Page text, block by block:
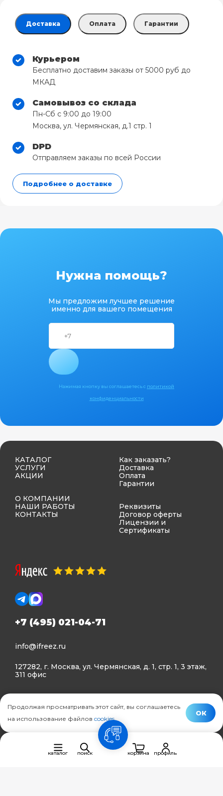
Доставка Оплата Гарантии
Курьером
Бесплатно доставим заказы от 5000 руб до
МКАД
Самовывоз со склада
Пн-Сб с 9:00 до 19:00
Москва, ул. Чермянская, д.1 стр. 1
DPD
Отправляем заказы по всей России
Подробнее о доставке
Нужна помощь?
Мы предложим лучшее решение
именно для вашего помещения
Нажимая кнопку вы соглашаетесь с политикой
конфиденциальности
КАТАЛОГ
УСЛУГИ
АКЦИИ
О КОМПАНИИ
НАШИ РАБОТЫ
КОНТАКТЫ
Как заказать?
Доставка
Оплата
Гарантии
Реквизиты
Договор оферты
Лицензии и
Сертификаты
+7 (495) 021-04-71
info@ifreez.ru
127282, г. Москва, ул. Чермянская, д. 1, стр. 1, 3 этаж,
311 офис
Политика конфиденциальности
© Ifreez - продажа и установка климатической техники,
каталог поиск
связь
корзина
профиль
Продолжая просматривать этот сайт, вы соглашаетесь
на использование файлов cookies.
ОК